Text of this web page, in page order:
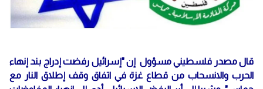
قال مصدر فلسطيني مسؤول إن "إسرائيل رفضت إدراج بند إنهاء
الحرب والانسحاب من قطاع غزة في اتفاق وقف إطلاق النار مع